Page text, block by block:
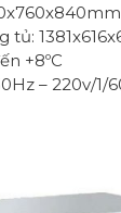
+8ºC
– 220v/1/